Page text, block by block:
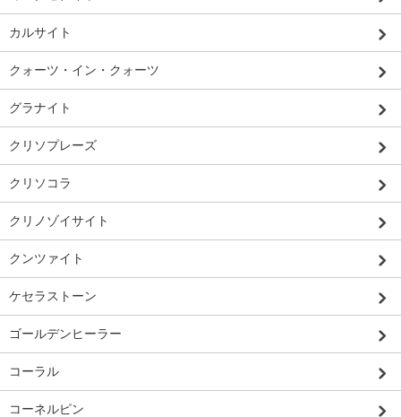
カルサイト
クォーツ・イン・クォーツ
グラナイト
クリソプレーズ
クリソコラ
クリノゾイサイト
クンツァイト
ケセラストーン
ゴールデンヒーラー
コーラル
コーネルピン